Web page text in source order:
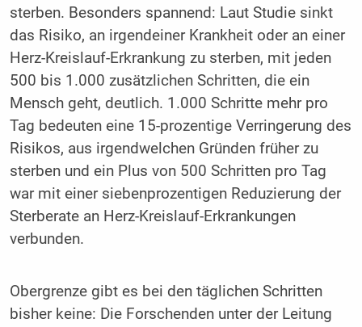
sterben. Besonders spannend: Laut Studie sinkt
das Risiko, an irgendeiner Krankheit oder an einer
Herz-Kreislauf-Erkrankung zu sterben, mit jeden
500 bis 1.000 zusätzlichen Schritten, die ein
Mensch geht, deutlich. 1.000 Schritte mehr pro
Tag bedeuten eine 15-prozentige Verringerung des
Risikos, aus irgendwelchen Gründen früher zu
sterben und ein Plus von 500 Schritten pro Tag
war mit einer siebenprozentigen Reduzierung der
Sterberate an Herz-Kreislauf-Erkrankungen
verbunden.
Obergrenze gibt es bei den täglichen Schritten
bisher keine: Die Forschenden unter der Leitung